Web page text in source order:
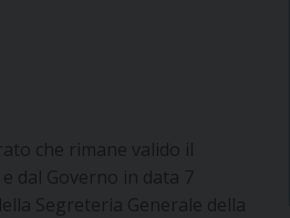
che rimane valido il
Governo in data 7
Segreteria Generale della